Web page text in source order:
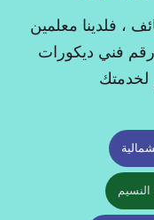
، فلدينا معلمين
فني ديكورات